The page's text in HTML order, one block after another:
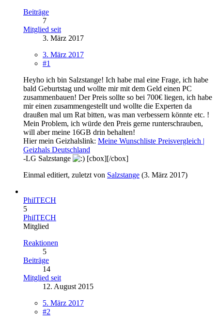
Beiträge
7
Mitglied seit
3. März 2017
3. März 2017
#1
Heyho ich bin Salzstange! Ich habe mal eine Frage, ich habe
bald Geburtstag und wollte mir mit dem Geld einen PC
zusammenbauen! Der Preis sollte so bei 700€ liegen, ich habe
mir einen zusammengestellt und wollte die Experten da
draußen mal um Rat bitten, was man verbessern könnte etc. !
Mein Problem, ich würde den Preis gerne runterschrauben,
will aber meine 16GB drin behalten!
Hier mein Geizhalslink: Meine Wunschliste Preisvergleich |
Geizhals Deutschland
-LG Salzstange
[cbox][/cbox]
Einmal editiert, zuletzt von Salzstange (3. März 2017)
PhilTECH
5
PhilTECH
Mitglied
Reaktionen
5
Beiträge
14
Mitglied seit
12. August 2015
5. März 2017
#2